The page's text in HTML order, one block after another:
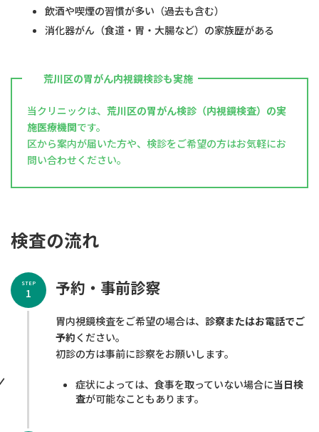
飲酒や喫煙の習慣が多い（過去も含む）
消化器がん（食道・胃・大腸など）の家族歴がある
荒川区の胃がん内視鏡検診も実施
当クリニックは、 荒川区の胃がん検診（内視鏡検査）の実
施医療機関です。
区から案内が届いた方や、検診をご希望の方はお気軽にお
問い合わせください。
検査の流れ
予約・事前診察
胃内視鏡検査をご希望の場合は、 診察またはお電話でご
予約ください。
初診の方は事前に診察をお願いします。
症状によっては、食事を取っていない場合に当日検
査が可能なこともあります。
STEP
1